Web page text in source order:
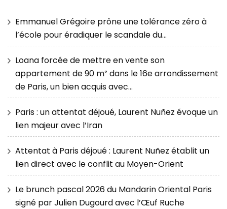
Emmanuel Grégoire prône une tolérance zéro à
l’école pour éradiquer le scandale du…
Loana forcée de mettre en vente son
appartement de 90 m² dans le 16e arrondissement
de Paris, un bien acquis avec…
Paris : un attentat déjoué, Laurent Nuñez évoque un
lien majeur avec l’Iran
Attentat à Paris déjoué : Laurent Nuñez établit un
lien direct avec le conflit au Moyen-Orient
Le brunch pascal 2026 du Mandarin Oriental Paris
signé par Julien Dugourd avec l’Œuf Ruche